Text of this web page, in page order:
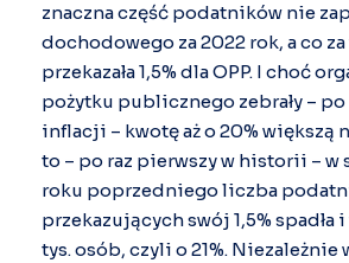
znaczna część podatników nie
dochodowego za 2022 rok, a co
przekazała 1,5% dla OPP. I choć
pożytku publicznego zebrały –
inflacji – kwotę aż o 20% większą
to – po raz pierwszy w historii – w
roku poprzedniego liczba
przekazujących swój 1,5% spadła i
tys. osób, czyli o 21%.